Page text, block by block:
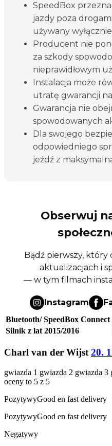
SpeedBox
jazdy poza
używany
Producent nie
za szkody
nieprawidłowym
Instalacja może
utratę gwarancji
Gwarancja nie
spowodowanych
Dla swojego
odpowiedniego
jeźdź z
Obserwuj
Bądź pierwszy, który
aktualizacjach i
— w tym filmach
Instagram
Bluetooth/ SpeedBox Connect
Silnik z lat 2015/2016
Charl van der Wijst 20.
gwiazda 1 gwiazda 2 gwiazda 3
oceny to 5 z 5
PozytywyGood en fast delivery
PozytywyGood en fast delivery
Negatywy